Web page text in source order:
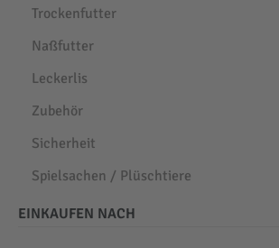
Trockenfutter
Naßfutter
Leckerlis
Zubehör
Sicherheit
Spielsachen / Plüschtiere
EINKAUFEN NACH